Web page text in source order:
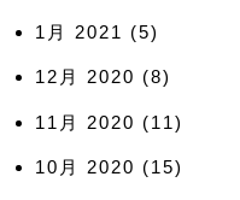
1月 2021 (5)
12月 2020 (8)
11月 2020 (11)
10月 2020 (15)